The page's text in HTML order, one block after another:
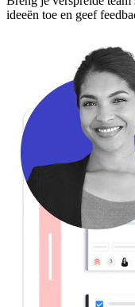
ideeën toe en geef